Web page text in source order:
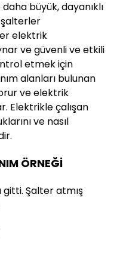
büyük, dayanıklı
şalterler
elektrik
ve güvenli ve etkili
etmek için
alanları bulunan
ve elektrik
Elektrikle çalışan
ve nasıl
ÖRNEĞİ
Şalter atmış